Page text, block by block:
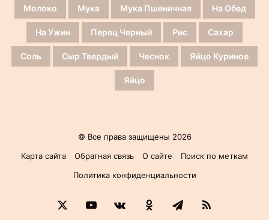
Молоко Мука Мука Пшеничная На Обед
На Ужин Перец Черный Рис Сахар
Соль Сыр Твердый Чеснок Яйцо Куриное
Яйцо
© Все права защищены 2026
Карта сайта
Обратная связь О сайте
Поиск по меткам
Политика конфиденциальности
YouTubevk.comОдноклассники
Telegram
RSS